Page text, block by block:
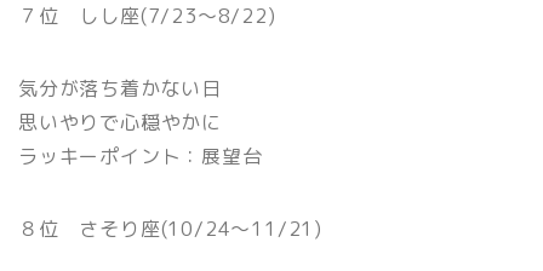
７位 しし座(7/23〜8/22)
気分が落ち着かない日
思いやりで心穏やかに
ラッキーポイント：展望台
８位 さそり座(10/24〜11/21)